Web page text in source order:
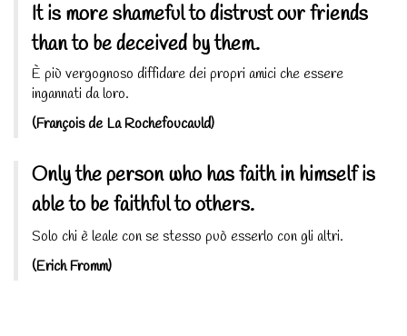
It is more shameful to distrust our friends
than to be deceived by them.
È più vergognoso diffidare dei propri amici che essere
ingannati da loro.
(François de La Rochefoucauld)
Only the person who has faith in himself is
able to be faithful to others.
Solo chi è leale con se stesso può esserlo con gli altri.
(Erich Fromm)